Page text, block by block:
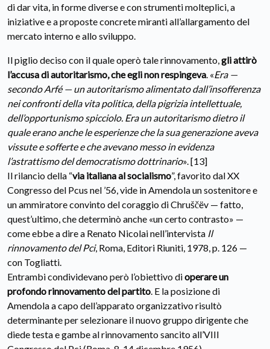
di dar vita, in forme diverse e con strumenti molteplici, a
iniziative e a proposte concrete miranti all’allargamento del
mercato interno e allo sviluppo.
Il piglio deciso con il quale operò tale rinnovamento,gli attirò
l’accusa di autoritarismo, che egli non respingeva. «Era —
secondo Arfé — un autoritarismo alimentato dall’insofferenza
nei confronti della vita politica, della pigrizia intellettuale,
dell’opportunismo spicciolo. Era un autoritarismo dietro il
quale erano anche le esperienze che la sua generazione aveva
vissute e sofferte e che avevano messo in evidenza
l’astrattismo del democratismo dottrinario». [13]
Il rilancio della “via italiana al socialismo”, favorito dal XX
Congresso del Pcus nel ’56, vide in Amendola un sostenitore e
un ammiratore convinto del coraggio di Chruščëv — fatto,
quest’ultimo, che determinò anche «un certo contrasto» —
come ebbe a dire a Renato Nicolai nell’intervista Il
rinnovamento del Pci, Roma, Editori Riuniti, 1978, p. 126 —
con Togliatti.
Entrambi condividevano però l’obiettivo dioperare un
profondo rinnovamento del partito. E la posizione di
Amendola a capo dell’apparato organizzativo risultò
determinante per selezionare il nuovo gruppo dirigente che
diede testa e gambe al rinnovamento sancito all’VIII